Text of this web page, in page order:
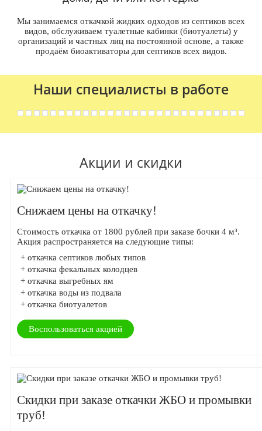
Мы занимаемся откачкой жидких одходов из септиков всех
видов, обслуживаем туалетные кабинки (биотуалеты) у
организаций и частных лиц на постоянной основе, а также
продаём биоактиваторы для септиков всех видов.
Наши специалисты в работе
Акции и скидки
Снижаем цены на откачку!
Стоимость откачка от 1800 рублей при заказе бочки 4 м³.
Акция распространяется на следующие типы:
+ откачка септиков любых типов
+ откачка фекальных колодцев
+ откачка выгребных ям
+ откачка воды из подвала
+ откачка биотуалетов
Воспользоваться акцией
Скидки при заказе откачки ЖБО и промывки
труб!